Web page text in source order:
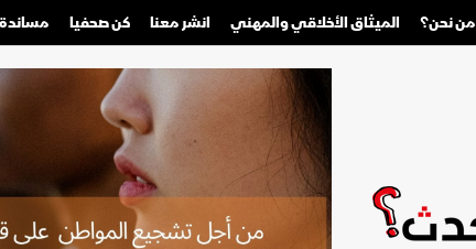
من نحن؟ الميثاق الأخلاقي والمهني انشر معنا
كن صحفيا
صحفي محترف
صحفي مواطن